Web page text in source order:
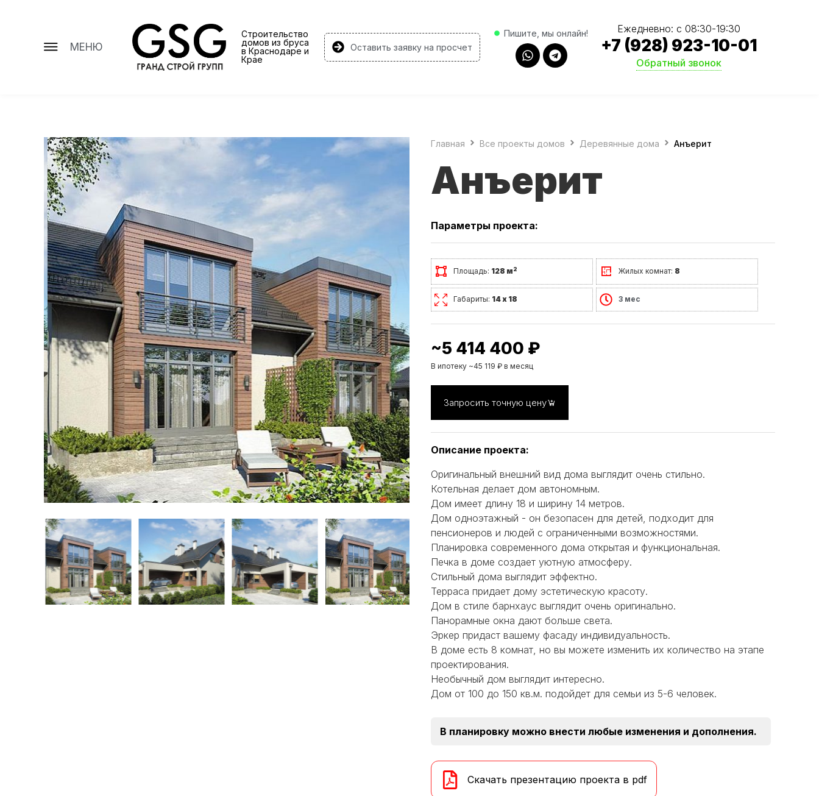
МЕНЮ
Строительство
домов из бруса
в Краснодаре и
Крае
Оставить заявку на просчет
Пишите, мы онлайн! Ежедневно: с 08:30-19:30
+7 (928) 923-10-01
Обратный звонок
Главная Все проекты домов Деревянные дома Анъерит
Анъерит
Параметры проекта:
Площадь: 128 м2 Жилых комнат: 8
Габариты: 14 х 18 3 мес
~5 414 400 ₽
В ипотеку ~45 119 ₽ в месяц
Запросить точную цену
Описание проекта:
Оригинальный внешний вид дома выглядит очень стильно.
Котельная делает дом автономным.
Дом имеет длину 18 и ширину 14 метров.
Дом одноэтажный - он безопасен для детей, подходит для
пенсионеров и людей с ограниченными возможностями.
Планировка современного дома открытая и функциональная.
Печка в доме создает уютную атмосферу.
Стильный дома выглядит эффектно.
Терраса придает дому эстетическую красоту.
Дом в стиле барнхаус выглядит очень оригинально.
Панорамные окна дают больше света.
Эркер придаст вашему фасаду индивидуальность.
В доме есть 8 комнат, но вы можете изменить их количество на этапе
проектирования.
Необычный дом выглядит интересно.
Дом от 100 до 150 кв.м. подойдет для семьи из 5-6 человек.
В планировку можно внести любые изменения и дополнения.
Скачать презентацию проекта в pdf